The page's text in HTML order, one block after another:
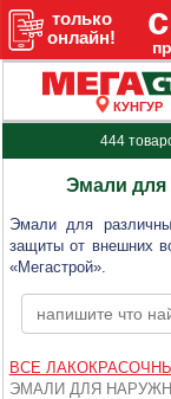
КУНГУР
444
Эмали для
Эмали для
защиты от внешних
«Мегастрой».
ВСЕ
ЭМАЛИ ДЛЯ